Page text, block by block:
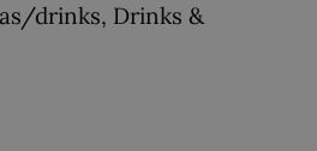
drinks, Drinks &